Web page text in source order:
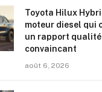
Toyota Hilux
moteur diesel qui
un rapport
convaincant
août 6, 2026